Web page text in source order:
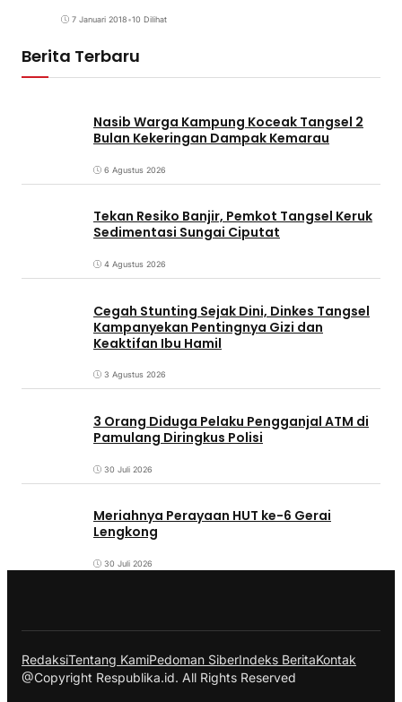
7 Januari 2018•10 Dilihat
Berita Terbaru
Nasib Warga Kampung Koceak Tangsel 2
Bulan Kekeringan Dampak Kemarau
6 Agustus 2026
Tekan Resiko Banjir, Pemkot Tangsel Keruk
Sedimentasi Sungai Ciputat
4 Agustus 2026
Cegah Stunting Sejak Dini, Dinkes Tangsel
Kampanyekan Pentingnya Gizi dan
Keaktifan Ibu Hamil
3 Agustus 2026
3 Orang Diduga Pelaku Pengganjal ATM di
Pamulang Diringkus Polisi
30 Juli 2026
Meriahnya Perayaan HUT ke-6 Gerai
Lengkong
30 Juli 2026
RedaksiTentang KamiPedoman SiberIndeks BeritaKontak
@Copyright Respublika.id. All Rights Reserved